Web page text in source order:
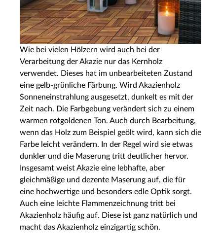
Wie bei vielen Hölzern wird auch bei der
Verarbeitung der Akazie nur das Kernholz
verwendet. Dieses hat im unbearbeiteten Zustand
eine gelb-grünliche Färbung. Wird Akazienholz
Sonneneinstrahlung ausgesetzt, dunkelt es mit der
Zeit nach. Die Farbgebung verändert sich zu einem
warmen rotgoldenen Ton. Auch durch Bearbeitung,
wenn das Holz zum Beispiel geölt wird, kann sich die
Farbe leicht verändern. In der Regel wird sie etwas
dunkler und die Maserung tritt deutlicher hervor.
Insgesamt weist Akazie eine lebhafte, aber
gleichmäßige und dezente Maserung auf, die für
eine hochwertige und besonders edle Optik sorgt.
Auch eine leichte Flammenzeichnung tritt bei
Akazienholz häufig auf. Diese ist ganz natürlich und
macht das Akazienholz einzigartig schön.